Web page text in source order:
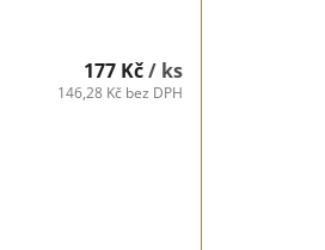
177 Kč/ ks
146,28 Kč bez DPH